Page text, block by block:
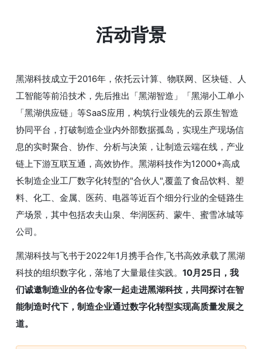
活动背景
黑湖科技成立于2016年，依托云计算、物联网、区块链、人
工智能等前沿技术，先后推出「黑湖智造」「黑湖小工单小
「黑湖供应链」等SaaS应用，构筑行业领先的云原生智造
协同平台，打破制造企业内外部数据孤岛，实现生产现场信
息的实时聚合、协作、分析与决策，让制造云端在线，产业
链上下游互联互通，高效协作。黑湖科技作为12000+高成
长制造企业工厂数字化转型的"合伙人",覆盖了食品饮料、塑
料、化工、金属、医药、电器等近百个细分行业的全链路生
产场景，其中包括农夫山泉、华润医药、蒙牛、蜜雪冰城等
公司。
黑湖科技与飞书于2022年1月携手合作,飞书高效承载了黑湖
科技的组织数字化，落地了大量最佳实践。 10月25日，我
们诚邀制造业的各位专家一起走进黑湖科技，共同探讨在智
能制造时代下，制造企业通过数字化转型实现高质量发展之
道。